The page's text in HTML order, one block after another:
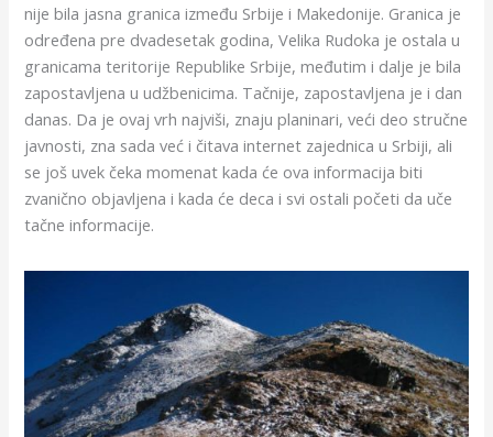
nije bila jasna granica između Srbije i Makedonije. Granica je
određena pre dvadesetak godina, Velika Rudoka je ostala u
granicama teritorije Republike Srbije, međutim i dalje je bila
zapostavljena u udžbenicima. Tačnije, zapostavljena je i dan
danas. Da je ovaj vrh najviši, znaju planinari, veći deo stručne
javnosti, zna sada već i čitava internet zajednica u Srbiji, ali
se još uvek čeka momenat kada će ova informacija biti
zvanično objavljena i kada će deca i svi ostali početi da uče
tačne informacije.